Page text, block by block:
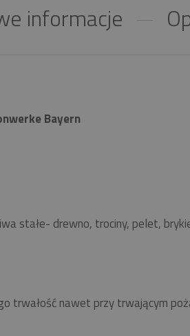
informacje
Bayern
stałe- drewno, trociny, pelet,
trwałość nawet przy trwającym